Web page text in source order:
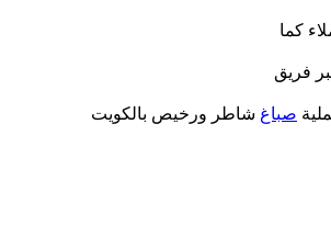
كما
فريق
صباغ شاطر ورخيص بالكويت